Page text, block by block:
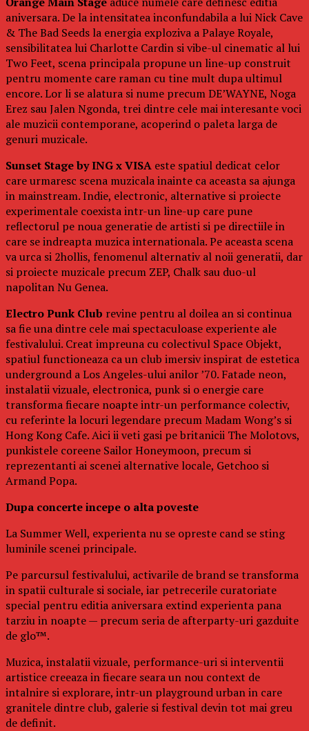
aniversara. De la intensitatea inconfundabila a lui Nick Cave
& The Bad Seeds la energia exploziva a Palaye Royale,
sensibilitatea lui Charlotte Cardin si vibe-ul cinematic al lui
Two Feet, scena principala propune un line-up construit
pentru momente care raman cu tine mult dupa ultimul
encore. Lor li se alatura si nume precum DE’WAYNE, Noga
Erez sau Jalen Ngonda, trei dintre cele mai interesante voci
ale muzicii contemporane, acoperind o paleta larga de
genuri muzicale.
Sunset Stage by ING x VISA este spatiul dedicat celor
care urmaresc scena muzicala inainte ca aceasta sa ajunga
in mainstream. Indie, electronic, alternative si proiecte
experimentale coexista intr-un line-up care pune
reflectorul pe noua generatie de artisti si pe directiile in
care se indreapta muzica internationala. Pe aceasta scena
va urca si 2hollis, fenomenul alternativ al noii generatii, dar
si proiecte muzicale precum ZEP, Chalk sau duo-ul
napolitan Nu Genea.
Electro Punk Club revine pentru al doilea an si continua
sa fie una dintre cele mai spectaculoase experiente ale
festivalului. Creat impreuna cu colectivul Space Objekt,
spatiul functioneaza ca un club imersiv inspirat de estetica
underground a Los Angeles-ului anilor ’70. Fatade neon,
instalatii vizuale, electronica, punk si o energie care
transforma fiecare noapte intr-un performance colectiv,
cu referinte la locuri legendare precum Madam Wong’s si
Hong Kong Cafe. Aici ii veti gasi pe britanicii The Molotovs,
punkistele coreene Sailor Honeymoon, precum si
reprezentanti ai scenei alternative locale, Getchoo si
Armand Popa.
Dupa concerte incepe o alta poveste
La Summer Well, experienta nu se opreste cand se sting
luminile scenei principale.
Pe parcursul festivalului, activarile de brand se transforma
in spatii culturale si sociale, iar petrecerile curatoriate
special pentru editia aniversara extind experienta pana
tarziu in noapte — precum seria de afterparty-uri gazduite
de glo™.
Muzica, instalatii vizuale, performance-uri si interventii
artistice creeaza in fiecare seara un nou context de
intalnire si explorare, intr-un playground urban in care
granitele dintre club, galerie si festival devin tot mai greu
de definit.